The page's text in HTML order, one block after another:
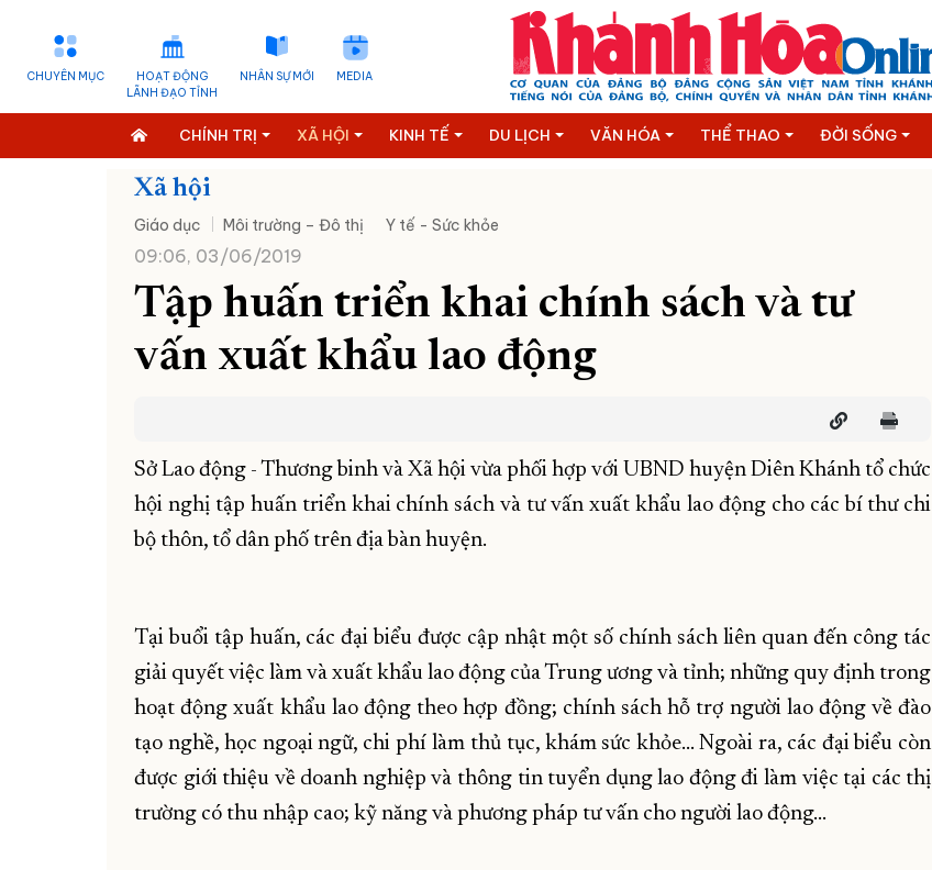
CHUYÊN MỤC
HOẠT ĐỘNG
LÃNH ĐẠO TỈNH
NHÂN SỰ MỚI MEDIA
CHÍNH TRỊ XÃ HỘI KINH TẾ DU LỊCH VĂN HÓA THỂ THAO ĐỜI SỐNG
Xã hội
Giáo dục Môi trường – Đô thị Y tế - Sức khỏe
09:06, 03/06/2019
Tập huấn triển khai chính sách và tư
vấn xuất khẩu lao động
Sở Lao động - Thương binh và Xã hội vừa phối hợp với UBND huyện Diên Khánh tổ chức
hội nghị tập huấn triển khai chính sách và tư vấn xuất khẩu lao động cho các bí thư chi
bộ thôn, tổ dân phố trên địa bàn huyện.
Tại buổi tập huấn, các đại biểu được cập nhật một số chính sách liên quan đến công tác
giải quyết việc làm và xuất khẩu lao động của Trung ương và tỉnh; những quy định trong
hoạt động xuất khẩu lao động theo hợp đồng; chính sách hỗ trợ người lao động về đào
tạo nghề, học ngoại ngữ, chi phí làm thủ tục, khám sức khỏe… Ngoài ra, các đại biểu còn
được giới thiệu về doanh nghiệp và thông tin tuyển dụng lao động đi làm việc tại các thị
trường có thu nhập cao; kỹ năng và phương pháp tư vấn cho người lao động…